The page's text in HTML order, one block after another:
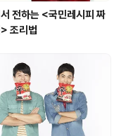
전하는 <국민레시피 짜
조리법